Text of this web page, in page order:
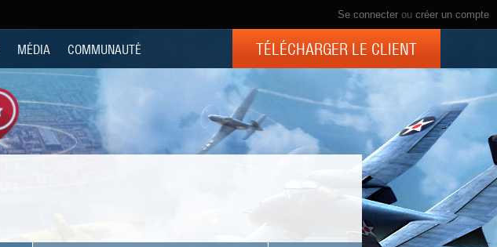
Se connecter ou créer un compte
MÉDIA COMMUNAUTÉ TÉLÉCHARGER LE CLIENT